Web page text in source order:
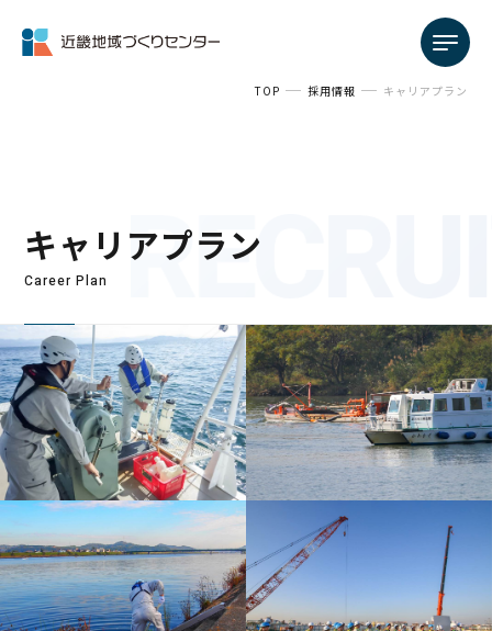
TOP 採用情報 キャリアプラン
キャリアプラン
Career Plan